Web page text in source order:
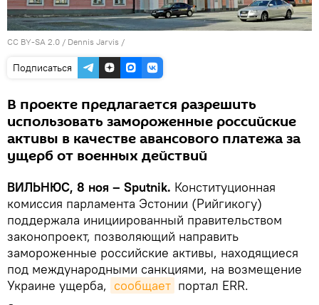
CC BY-SA 2.0 / Dennis Jarvis /
Подписаться
В проекте предлагается разрешить
использовать замороженные российские
активы в качестве авансового платежа за
ущерб от военных действий
ВИЛЬНЮС, 8 ноя – Sputnik. Конституционная
комиссия парламента Эстонии (Рийгикогу)
поддержала инициированный правительством
законопроект, позволяющий направить
замороженные российские активы, находящиеся
под международными санкциями, на возмещение
Украине ущерба, сообщает портал ERR.